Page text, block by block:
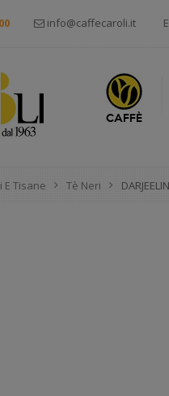
info@caffecaroli.it
CAFFÈ
E Tisane Tè Neri